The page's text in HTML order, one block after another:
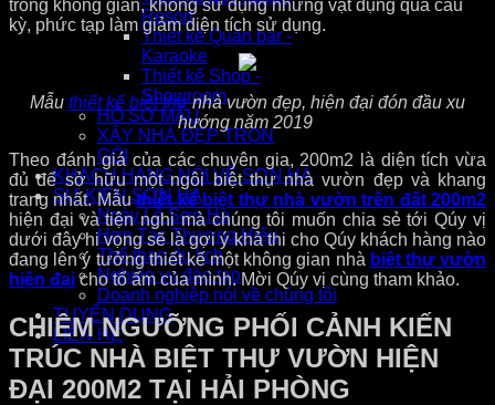
Resort
Thiết kế Quán bar -
Karaoke
Thiết kế Shop -
Showroom
HỒ SƠ MẪU
XÂY NHÀ ĐẸP TRỌN
GÓI
KHÁCH HÀNG NÓI VỀ SƠN HÀ
SỰ KIỆN SƠN HÀ
Ngày Lễ Sơn Hà
Hợp Tác Thương Hiệu
Thể thao du lịch
Nghiệp vụ đào tạo
Doanh nghiệp nói về chúng tôi
TUYỂN DỤNG
LIÊN HỆ
trong không gian, không sử dụng những vật dụng quá cầu
kỳ, phức tạp làm giảm diện tích sử dụng.
Mẫu thiết kế biệt thựnhà vườn đẹp, hiện đại đón đầu xu
hướng năm 2019
Theo đánh giá của các chuyên gia, 200m2 là diện tích vừa
đủ để sở hữu một ngôi biệt thự nhà vườn đẹp và khang
trang nhất. Mẫuthiết kế biệt thự nhà vườn trên đất 200m2
hiện đại và tiện nghi mà chúng tôi muốn chia sẻ tới Qúy vị
dưới đây hi vọng sẽ là gợi ý khả thi cho Qúy khách hàng nào
đang lên ý tưởng thiết kế một không gian nhà biệt thự vườn
hiện đại cho tổ ấm của mình. Mời Qúy vị cùng tham khảo.
CHIÊM NGƯỠNG PHỐI CẢNH KIẾN
TRÚC NHÀ BIỆT THỰ VƯỜN HIỆN
ĐẠI 200M2 TẠI HẢI PHÒNG